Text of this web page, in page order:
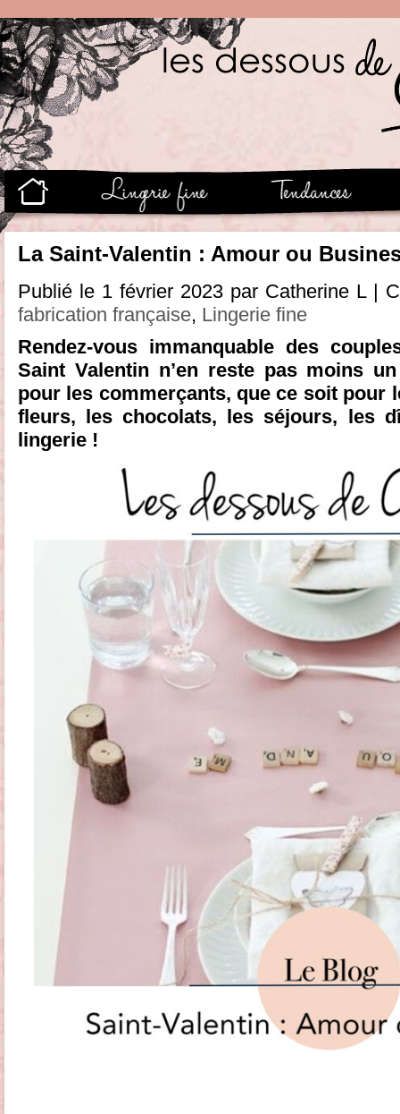
La Saint-Valentin : Amour ou
Publié le 1 février 2023 par Catherine L |
fabrication française, Lingerie fine
Rendez-vous immanquable des
Saint Valentin n’en reste pas moins
pour les commerçants, que ce soit pour
fleurs, les chocolats, les séjours, les
lingerie !